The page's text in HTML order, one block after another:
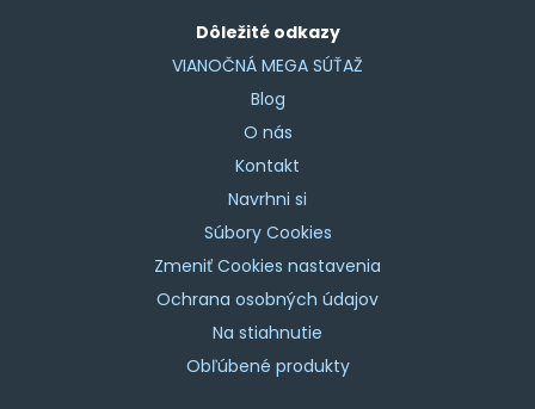
Dôležité odkazy
VIANOČNÁ MEGA SÚŤAŽ
Blog
O nás
Kontakt
Navrhni si
Súbory Cookies
Zmeniť Cookies nastavenia
Ochrana osobných údajov
Na stiahnutie
Obľúbené produkty